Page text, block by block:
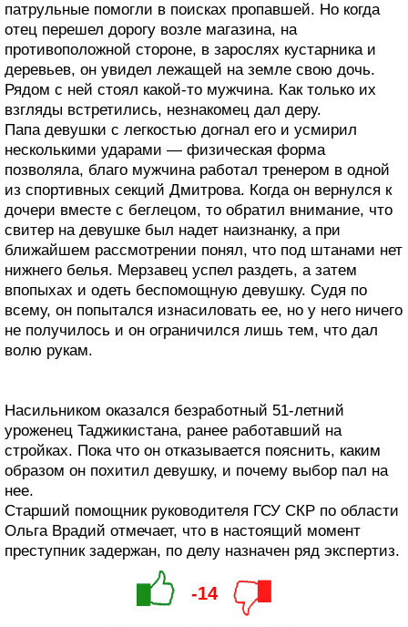
патрульные помогли в поисках пропавшей. Но когда
отец перешел дорогу возле магазина, на
противоположной стороне, в зарослях кустарника и
деревьев, он увидел лежащей на земле свою дочь.
Рядом с ней стоял какой-то мужчина. Как только их
взгляды встретились, незнакомец дал деру.
Папа девушки с легкостью догнал его и усмирил
несколькими ударами — физическая форма
позволяла, благо мужчина работал тренером в одной
из спортивных секций Дмитрова. Когда он вернулся к
дочери вместе с беглецом, то обратил внимание, что
свитер на девушке был надет наизнанку, а при
ближайшем рассмотрении понял, что под штанами нет
нижнего белья. Мерзавец успел раздеть, а затем
впопыхах и одеть беспомощную девушку. Судя по
всему, он попытался изнасиловать ее, но у него ничего
не получилось и он ограничился лишь тем, что дал
волю рукам.
Насильником оказался безработный 51-летний
уроженец Таджикистана, ранее работавший на
стройках. Пока что он отказывается пояснить, каким
образом он похитил девушку, и почему выбор пал на
нее.
Старший помощник руководителя ГСУ СКР по области
Ольга Врадий отмечает, что в настоящий момент
преступник задержан, по делу назначен ряд экспертиз.
-14